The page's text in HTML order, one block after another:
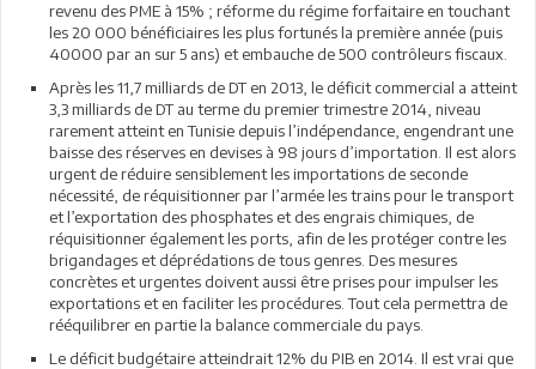
revenu des PME à 15% ; réforme du régime forfaitaire en touchant
les 20 000 bénéficiaires les plus fortunés la première année (puis
40000 par an sur 5 ans) et embauche de 500 contrôleurs fiscaux.
Après les 11,7 milliards de DT en 2013, le déficit commercial a atteint
3,3 milliards de DT au terme du premier trimestre 2014, niveau
rarement atteint en Tunisie depuis l’indépendance, engendrant une
baisse des réserves en devises à 98 jours d’importation. Il est alors
urgent de réduire sensiblement les importations de seconde
nécessité, de réquisitionner par l’armée les trains pour le transport
et l’exportation des phosphates et des engrais chimiques, de
réquisitionner également les ports, afin de les protéger contre les
brigandages et déprédations de tous genres. Des mesures
concrètes et urgentes doivent aussi être prises pour impulser les
exportations et en faciliter les procédures. Tout cela permettra de
rééquilibrer en partie la balance commerciale du pays.
Le déficit budgétaire atteindrait 12% du PIB en 2014. Il est vrai que